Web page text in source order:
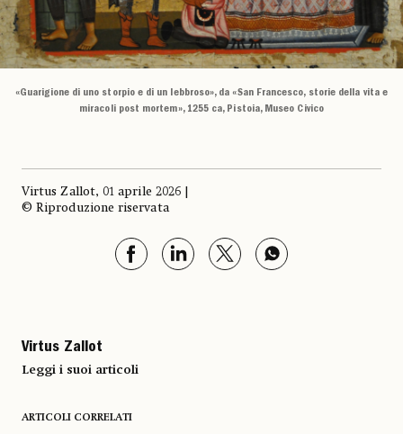
«Guarigione di uno storpio e di un lebbroso», da «San Francesco, storie della vita e
miracoli post mortem», 1255 ca, Pistoia, Museo Civico
Virtus Zallot, 01 aprile 2026 |
© Riproduzione riservata
Virtus Zallot
Leggi i suoi articoli
ARTICOLI CORRELATI